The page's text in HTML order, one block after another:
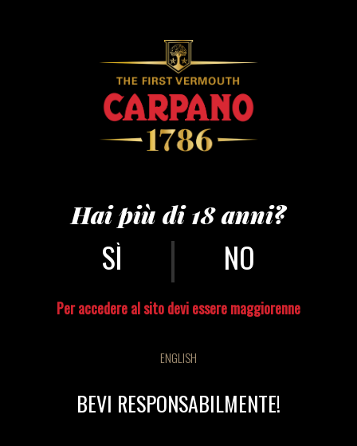
Hai più di 18 anni?
| NO
Per accedere al sito devi essere maggiorenne
ENGLISH
BEVI RESPONSABILMENTE!